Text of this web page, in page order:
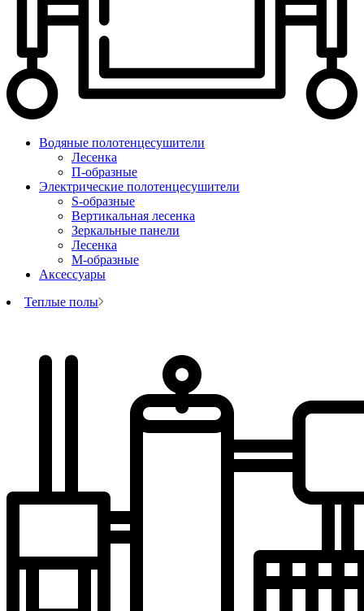
Водяные полотенцесушители
Лесенка
П-образные
Электрические полотенцесушители
S-образные
Вертикальная лесенка
Зеркальные панели
Лесенка
М-образные
Аксессуары
Теплые полы